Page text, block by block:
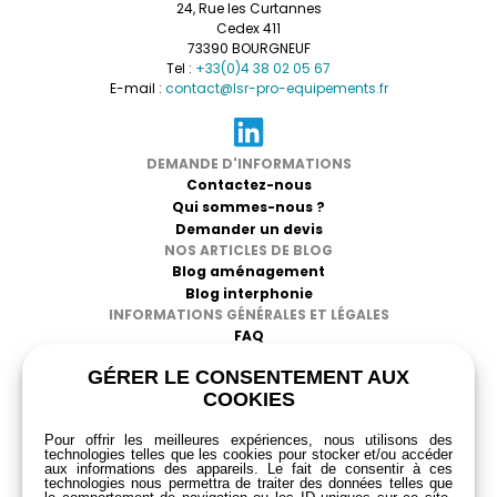
24, Rue les Curtannes
Cedex 411
73390 BOURGNEUF
Tel : +33(0)4 38 02 05 67
E-mail : contact@lsr-pro-equipements.fr
DEMANDE D'INFORMATIONS
Contactez-nous
Qui sommes-nous ?
Demander un devis
NOS ARTICLES DE BLOG
Blog aménagement
Blog interphonie
INFORMATIONS GÉNÉRALES ET LÉGALES
FAQ
Mentions légales
Politique de confidentialité
GÉRER LE CONSENTEMENT AUX
COOKIES
Pour offrir les meilleures expériences, nous utilisons des
technologies telles que les cookies pour stocker et/ou accéder
aux informations des appareils. Le fait de consentir à ces
technologies nous permettra de traiter des données telles que